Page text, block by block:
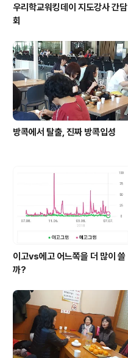
우리학교워킹데이 지도강사 간담
회
방콕에서 탈출, 진짜 방콕입성
이고vs에고 어느쪽을 더 많이 쓸
까?